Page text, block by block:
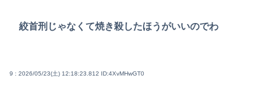
絞首刑じゃなくて焼き殺したほうがいいのでわ
9 : 2026/05/23(土) 12:18:23.812 ID:4XvMHwGT0